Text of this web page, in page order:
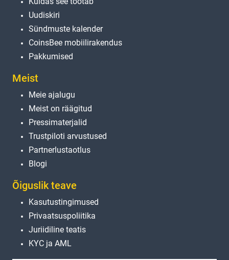
Uudiskiri
Sündmuste kalender
CoinsBee mobiilirakendus
Pakkumised
Meist
Meie ajalugu
Meist on räägitud
Pressimaterjalid
Trustpiloti arvustused
Partnerlustaotlus
Blogi
Õiguslik teave
Kasutustingimused
Privaatsuspoliitika
Juriidiline teatis
KYC ja AML